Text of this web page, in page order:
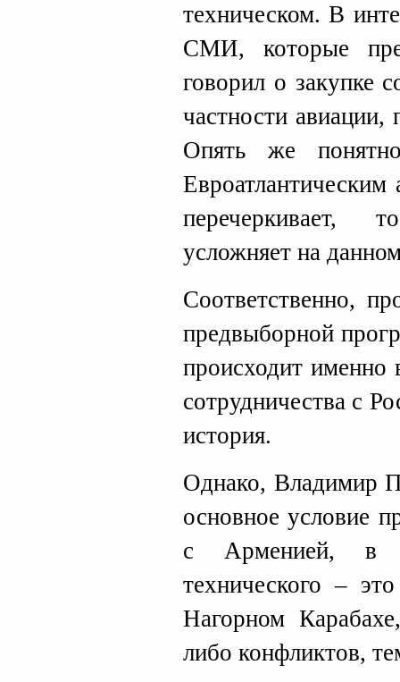
техническом. В
СМИ, которые
говорил о закупке
частности
Опять же
перечеркивает,
усложняет на
Соответственно,
предвыборной
происходит
сотрудничества с
история.
Однако, Владимир
основное условие
с Арменией, в
технического –
Нагорном
либо конфликтов,